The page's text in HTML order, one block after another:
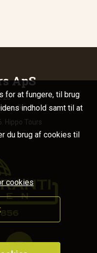
ApS
20
Hippo Tours

for at fungere, til brug
indhold samt til at
du brug af cookies til
cookies